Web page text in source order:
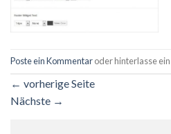
Poste ein Kommentaroder hinterlasse
← vorherige Seite
Nächste →